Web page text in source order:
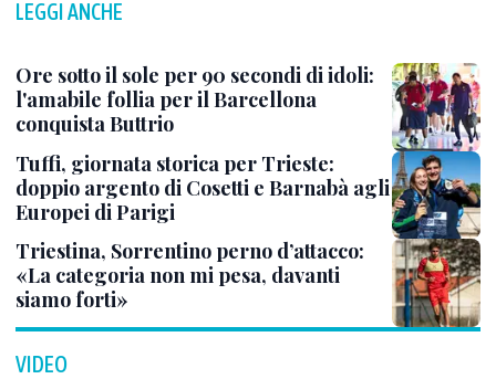
LEGGI ANCHE
Ore sotto il sole per 90 secondi di idoli:
l'amabile follia per il Barcellona
conquista Buttrio
Tuffi, giornata storica per Trieste:
doppio argento di Cosetti e Barnabà agli
Europei di Parigi
Triestina, Sorrentino perno d’attacco:
«La categoria non mi pesa, davanti
siamo forti»
VIDEO